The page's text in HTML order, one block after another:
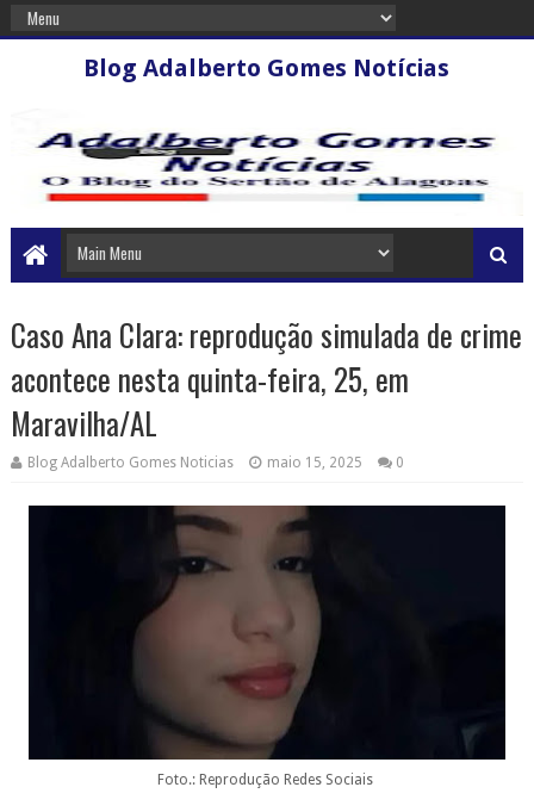
Blog Adalberto Gomes Notícias
Caso Ana Clara: reprodução simulada de crime
acontece nesta quinta-feira, 25, em
Maravilha/AL
Blog Adalberto Gomes Noticias maio 15, 2025 0
Foto.: Reprodução Redes Sociais